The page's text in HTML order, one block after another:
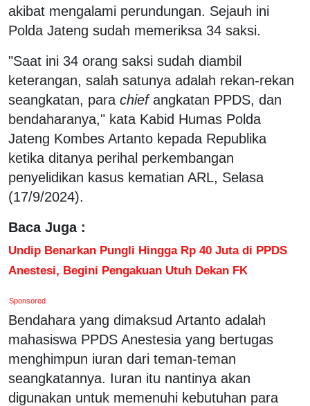
akibat mengalami perundungan. Sejauh ini
Polda Jateng sudah memeriksa 34 saksi.
"Saat ini 34 orang saksi sudah diambil
keterangan, salah satunya adalah rekan-rekan
seangkatan, para chiefangkatan PPDS, dan
bendaharanya," kata Kabid Humas Polda
Jateng Kombes Artanto kepada Republika
ketika ditanya perihal perkembangan
penyelidikan kasus kematian ARL, Selasa
(17/9/2024).
Baca Juga :
Undip Benarkan Pungli Hingga Rp 40 Juta di PPDS
Anestesi, Begini Pengakuan Utuh Dekan FK
Sponsored
Bendahara yang dimaksud Artanto adalah
mahasiswa PPDS Anestesia yang bertugas
menghimpun iuran dari teman-teman
seangkatannya. Iuran itu nantinya akan
digunakan untuk memenuhi kebutuhan para